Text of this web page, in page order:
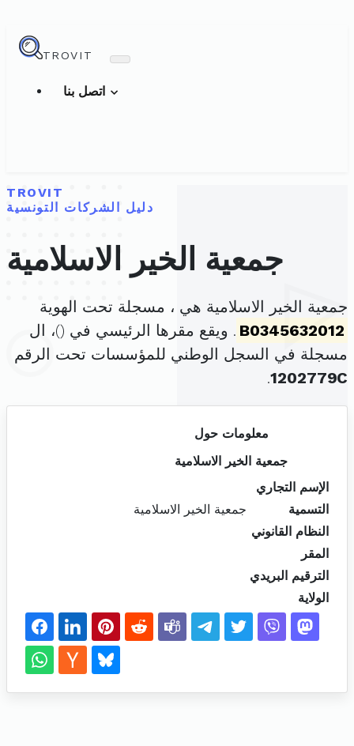
TROVIT
TROVIT
دليل الشركات التونسية
جمعية الخير الاسلامية
جمعية الخير الاسلامية هي ، مسجلة تحت الهوية
B0345632012 . ويقع مقرها الرئيسي في ()، ال
مسجلة في السجل الوطني للمؤسسات تحت الرقم
1202779C
.
معلومات حول
جمعية الخير الاسلامية
الإسم التجاري
التسمية
جمعية الخير الاسلامية
النظام القانوني
المقر
الترقيم البريدي
الولاية